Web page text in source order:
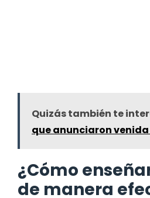
Quizás también te
que anunciaron
¿Cómo
de manera